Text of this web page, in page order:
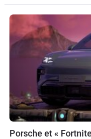
Porsche et «